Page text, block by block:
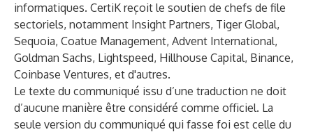
informatiques. CertiK reçoit le soutien de chefs de file
sectoriels, notamment Insight Partners, Tiger Global,
Sequoia, Coatue Management, Advent International,
Goldman Sachs, Lightspeed, Hillhouse Capital, Binance,
Coinbase Ventures, et d'autres.
Le texte du communiqué issu d’une traduction ne doit
d’aucune manière être considéré comme officiel. La
seule version du communiqué qui fasse foi est celle du